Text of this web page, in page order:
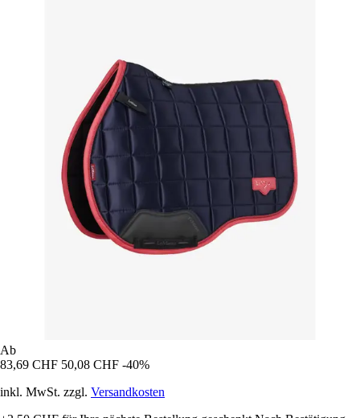
Ab
83,69 CHF 50,08 CHF -40%
inkl. MwSt. zzgl. Versandkosten